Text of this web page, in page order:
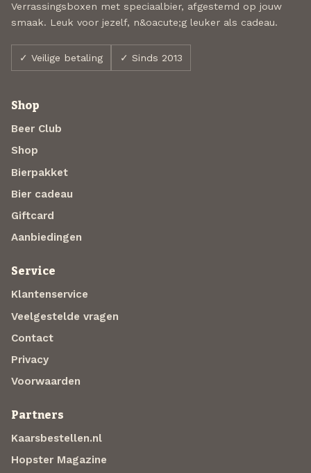
Verrassingsboxen met speciaalbier, afgestemd op jouw
smaak. Leuk voor jezelf, n&oacute;g leuker als cadeau.
✓ Veilige betaling ✓ Sinds 2013
Shop
Beer Club
Shop
Bierpakket
Bier cadeau
Giftcard
Aanbiedingen
Service
Klantenservice
Veelgestelde vragen
Contact
Privacy
Voorwaarden
Partners
Kaarsbestellen.nl
Hopster Magazine